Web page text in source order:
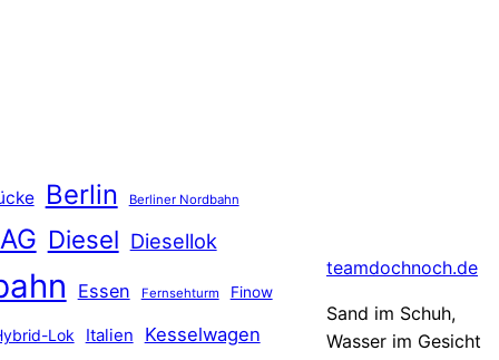
Berlin Berliner Nordbahn
Diesel Diesellok
Essen Fernsehturm Finow
Lok Italien Kesselwagen
teamdochnoch.de
Sand im Schuh,
Wasser im Gesicht